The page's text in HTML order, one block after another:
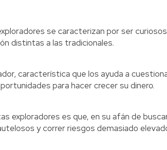
se caracterizan por ser
distintas a las tradicionales.
característica que los ayuda a
para hacer crecer su dinero.
exploradores es que, en su afán de
y correr riesgos demasiado